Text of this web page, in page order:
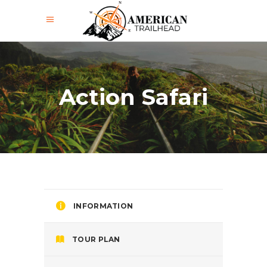
Action Safari
INFORMATION
TOUR PLAN